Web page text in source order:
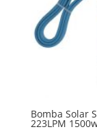
Bomba Solar
223LPM